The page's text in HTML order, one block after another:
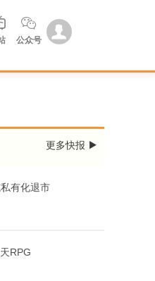

公众号

更多快报 
有化退市
RPG